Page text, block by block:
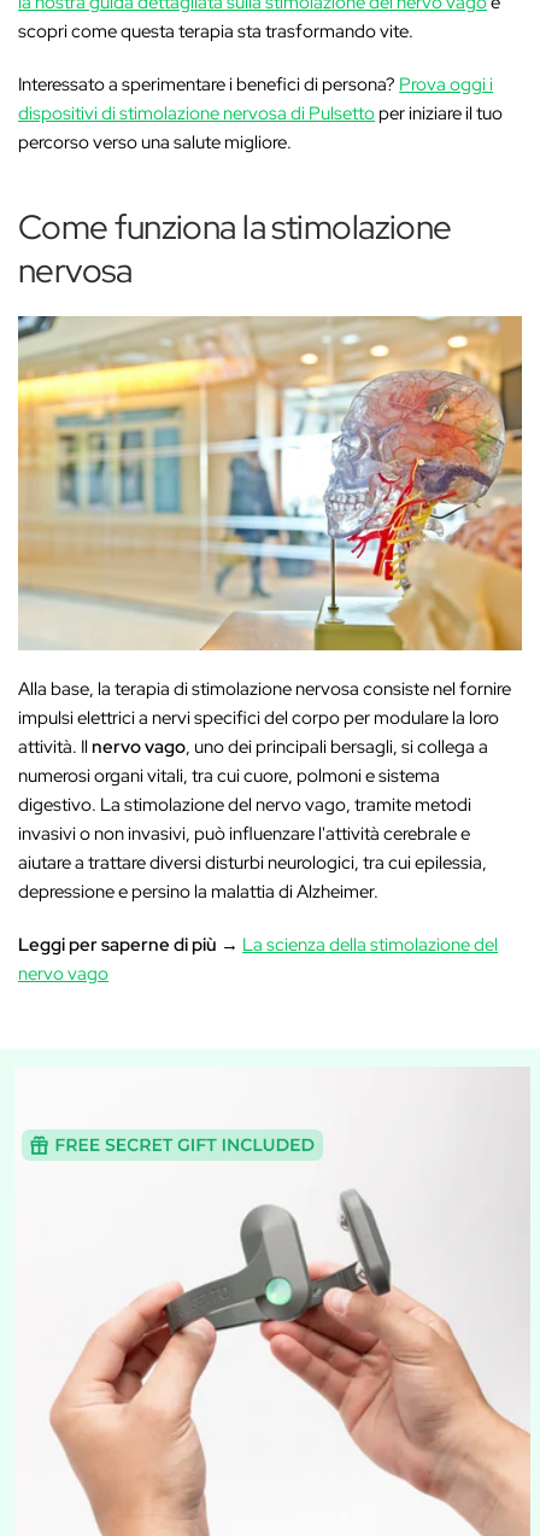
scopri come questa terapia sta trasformando vite.
Interessato a sperimentare i benefici di persona? Prova oggi i
dispositivi di stimolazione nervosa di Pulsetto per iniziare il tuo
percorso verso una salute migliore.
Come funziona la stimolazione
nervosa
Alla base, la terapia di stimolazione nervosa consiste nel fornire
impulsi elettrici a nervi specifici del corpo per modulare la loro
attività. Ilnervo vago, uno dei principali bersagli, si collega a
numerosi organi vitali, tra cui cuore, polmoni e sistema
digestivo. La stimolazione del nervo vago, tramite metodi
invasivi o non invasivi, può influenzare l'attività cerebrale e
aiutare a trattare diversi disturbi neurologici, tra cui epilessia,
depressione e persino la malattia di Alzheimer.
Leggi per saperne di più → La scienza della stimolazione del
nervo vago